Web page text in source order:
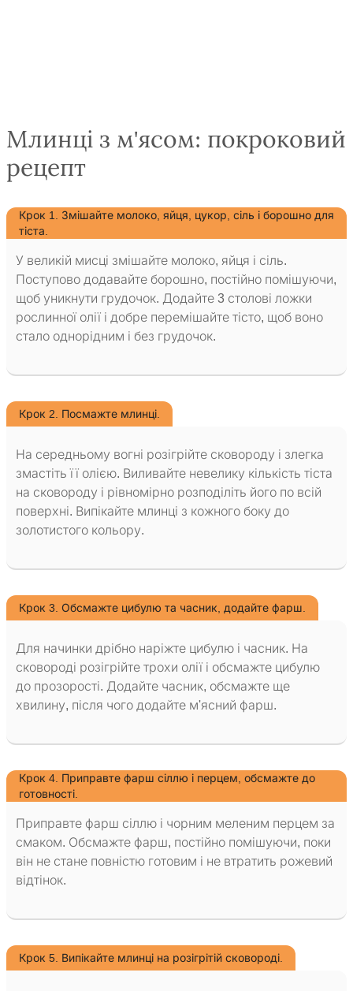
Млинці з м'ясом: покроковий
рецепт
Крок 1. Змішайте молоко, яйця, цукор, сіль і борошно для
тіста.
У великій мисці змішайте молоко, яйця і сіль.
Поступово додавайте борошно, постійно помішуючи,
щоб уникнути грудочок. Додайте 3 столові ложки
рослинної олії і добре перемішайте тісто, щоб воно
стало однорідним і без грудочок.
Крок 2. Посмажте млинці.
На середньому вогні розігрійте сковороду і злегка
змастіть її олією. Виливайте невелику кількість тіста
на сковороду і рівномірно розподіліть його по всій
поверхні. Випікайте млинці з кожного боку до
золотистого кольору.
Крок 3. Обсмажте цибулю та часник, додайте фарш.
Для начинки дрібно наріжте цибулю і часник. На
сковороді розігрійте трохи олії і обсмажте цибулю
до прозорості. Додайте часник, обсмажте ще
хвилину, після чого додайте м'ясний фарш.
Крок 4. Приправте фарш сіллю і перцем, обсмажте до
готовності.
Приправте фарш сіллю і чорним меленим перцем за
смаком. Обсмажте фарш, постійно помішуючи, поки
він не стане повністю готовим і не втратить рожевий
відтінок.
Крок 5. Випікайте млинці на розігрітій сковороді.